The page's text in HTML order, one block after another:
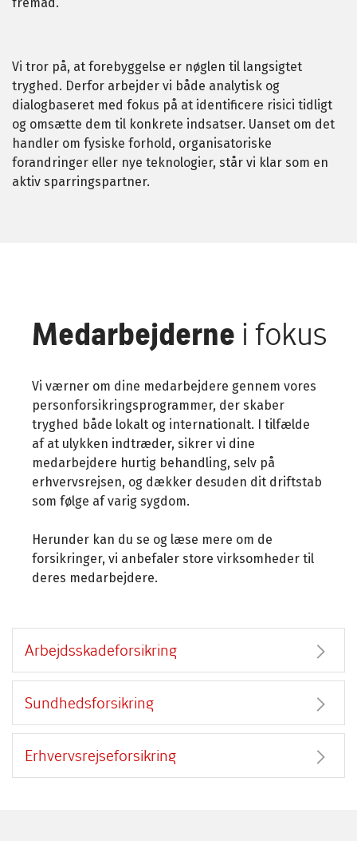
fremad.
Vi tror på, at forebyggelse er nøglen til langsigtet
tryghed. Derfor arbejder vi både analytisk og
dialogbaseret med fokus på at identificere risici tidligt
og omsætte dem til konkrete indsatser. Uanset om det
handler om fysiske forhold, organisatoriske
forandringer eller nye teknologier, står vi klar som en
aktiv sparringspartner.
Medarbejderne i fokus
Vi værner om dine medarbejdere gennem vores
personforsikringsprogrammer, der skaber
tryghed både lokalt og internationalt. I tilfælde
af at ulykken indtræder, sikrer vi dine
medarbejdere hurtig behandling, selv på
erhvervsrejsen, og dækker desuden dit driftstab
som følge af varig sygdom.
Herunder kan du se og læse mere om de
forsikringer, vi anbefaler store virksomheder til
deres medarbejdere.
Arbejdsskadeforsikring
Sundhedsforsikring
Erhvervsrejseforsikring